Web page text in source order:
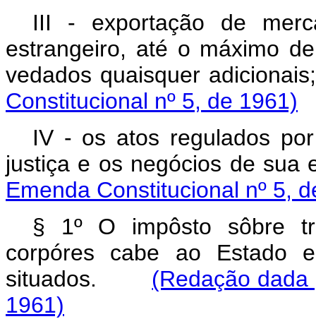
III - exportação de
estrangeiro, até o máximo
vedados quaisquer
Constitucional nº 5, de 1961)
IV - os atos regulados
justiça e os negócios de
Emenda Constitucional nº 5,
§ 1º O impôsto sôbre
corpóres cabe ao Estado
situados. (Redação
1961)